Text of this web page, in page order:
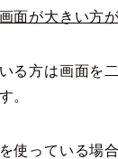
面が大きい方
る方は画面を
。
使っている場